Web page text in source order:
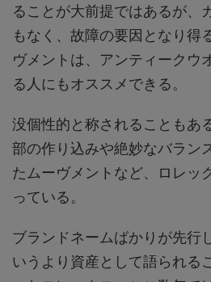
ることが大前提ではあるが、
もなく、故障の要因となり得
ヴメントは、アンティークウ
る人にもオススメできる。
没個性的と称されることもあ
部の作り込みや絶妙なバラン
たムーヴメントなど、ロレッ
っている。
ブランドネームばかりが先行
いうより資産として語られる